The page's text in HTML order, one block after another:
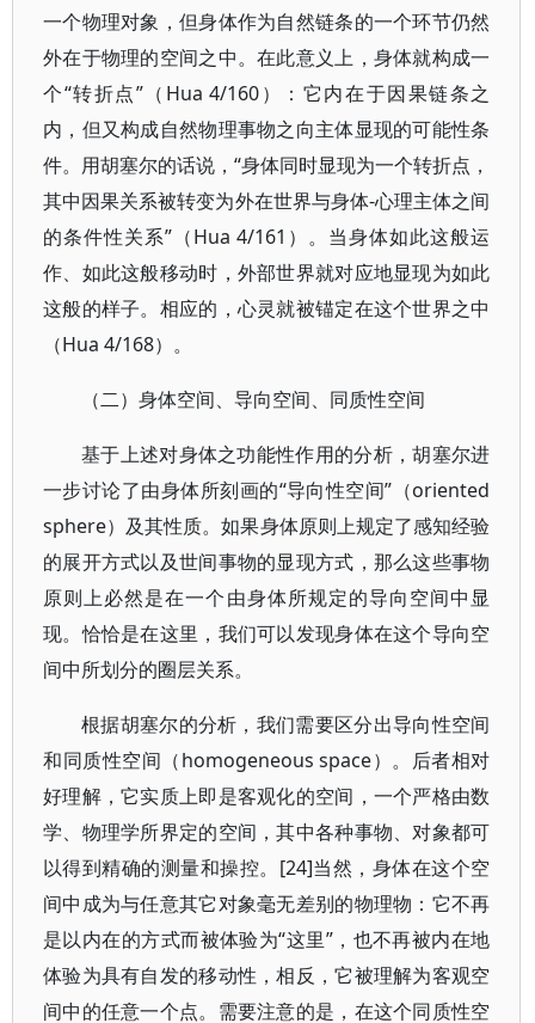
一个物理对象，但身体作为自然链条的一个环节仍然
外在于物理的空间之中。在此意义上，身体就构成一
个“转折点”（Hua 4/160）：它内在于因果链条之
内，但又构成自然物理事物之向主体显现的可能性条
件。用胡塞尔的话说，“身体同时显现为一个转折点，
其中因果关系被转变为外在世界与身体-心理主体之间
的条件性关系”（Hua 4/161）。当身体如此这般运
作、如此这般移动时，外部世界就对应地显现为如此
这般的样子。相应的，心灵就被锚定在这个世界之中
（Hua 4/168）。
（二）身体空间、导向空间、同质性空间
基于上述对身体之功能性作用的分析，胡塞尔进
一步讨论了由身体所刻画的“导向性空间”（oriented
sphere）及其性质。如果身体原则上规定了感知经验
的展开方式以及世间事物的显现方式，那么这些事物
原则上必然是在一个由身体所规定的导向空间中显
现。恰恰是在这里，我们可以发现身体在这个导向空
间中所划分的圈层关系。
根据胡塞尔的分析，我们需要区分出导向性空间
和同质性空间（homogeneous space）。后者相对
好理解，它实质上即是客观化的空间，一个严格由数
学、物理学所界定的空间，其中各种事物、对象都可
以得到精确的测量和操控。[24]当然，身体在这个空
间中成为与任意其它对象毫无差别的物理物：它不再
是以内在的方式而被体验为“这里”，也不再被内在地
体验为具有自发的移动性，相反，它被理解为客观空
间中的任意一个点。需要注意的是，在这个同质性空